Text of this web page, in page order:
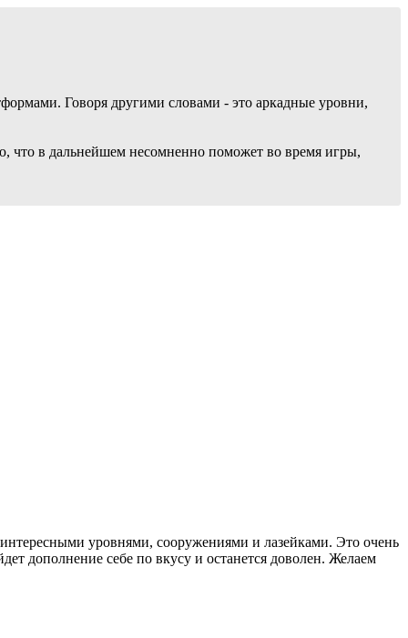
Говоря другими словами - это аркадные уровни,
что в дальнейшем несомненно поможет во время игры,
уровнями, сооружениями и лазейками. Это очень
дополнение себе по вкусу и останется доволен. Желаем